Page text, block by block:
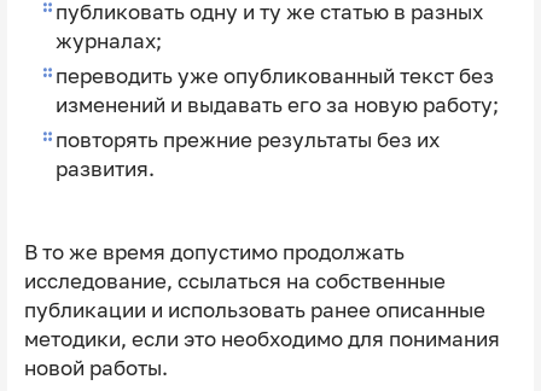
публиковать одну и ту же статью в разных
журналах;
переводить уже опубликованный текст без
изменений и выдавать его за новую работу;
повторять прежние результаты без их
развития.
В то же время допустимо продолжать
исследование, ссылаться на собственные
публикации и использовать ранее описанные
методики, если это необходимо для понимания
новой работы.